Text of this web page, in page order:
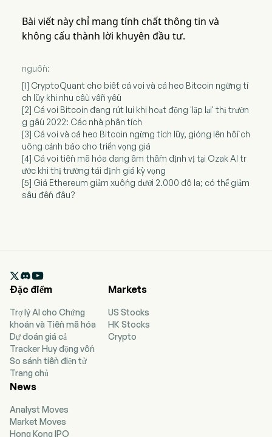
Bài viết này chỉ mang tính chất thông tin và
không cấu thành lời khuyên đầu tư.
nguồn:
[1] CryptoQuant cho biết cá voi và cá heo Bitcoin ngừng tí
ch lũy khi nhu cầu vẫn yếu
[2] Cá voi Bitcoin đang rút lui khi hoạt động 'lặp lại' thị trườn
g gấu 2022: Các nhà phân tích
[3] Cá voi và cá heo Bitcoin ngừng tích lũy, gióng lên hồi ch
uông cảnh báo cho triển vọng giá
[4] Cá voi tiền mã hóa đang âm thầm định vị tại Ozak AI tr
ước khi thị trường tái định giá kỳ vọng
[5] Giá Ethereum giảm xuống dưới 2.000 đô la; có thể giảm
sâu đến đâu?

Đặc điểm
Trợ lý AI cho Chứng
khoán và Tiền mã hóa
Dự đoán giá cả
Tracker Huy động vốn
So sánh tiền điện tử
Trang chủ
Markets
US Stocks
HK Stocks
Crypto
News
Analyst Moves
Market Moves
Hong Kong IPO